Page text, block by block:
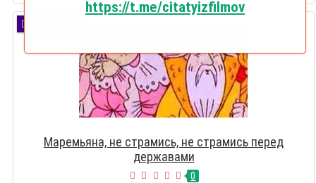
Маремьяна, не страмись, не страмись перед
державами
0
https://t.me/citatyizfilmov